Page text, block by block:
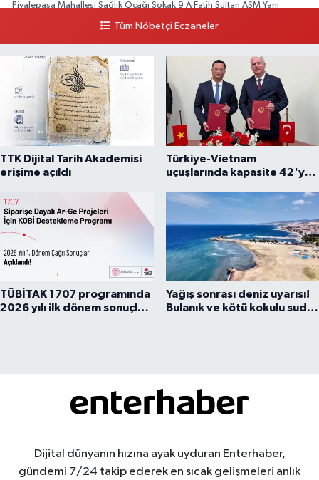
Piyalepaşa Mahallesi Sağlık Ocağı Sokak 9 A Fatih Sultan ASM Yanı
Yol Tarifi Al
Tüm Nöbetçi Eczaneler
TTK Dijital Tarih Akademisi
erişime açıldı
Türkiye-Vietnam
uçuşlarında kapasite 42'ye
TÜBİTAK 1707 programında
2026 yılı ilk dönem sonuçları
Yağış sonrası deniz uyarısı!
Bulanık ve kötü kokulu suda
Dijital dünyanın hızına ayak uyduran Enterhaber,
gündemi 7/24 takip ederek en sıcak gelişmeleri anlık